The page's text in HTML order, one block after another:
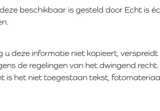
beschikbaar is gesteld door Echt is
deze informatie niet kopieert,
de regelingen van het dwingend recht.
is het niet toegestaan tekst,